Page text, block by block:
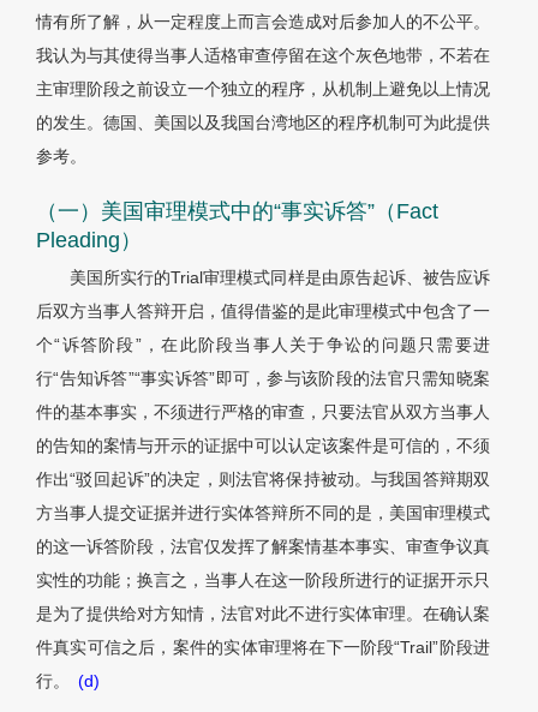
情有所了解，从一定程度上而言会造成对后参加人的不公平。
我认为与其使得当事人适格审查停留在这个灰色地带，不若在
主审理阶段之前设立一个独立的程序，从机制上避免以上情况
的发生。德国、美国以及我国台湾地区的程序机制可为此提供
参考。
（一）美国审理模式中的“事实诉答”（Fact
Pleading）
美国所实行的Trial审理模式同样是由原告起诉、被告应诉
后双方当事人答辩开启，值得借鉴的是此审理模式中包含了一
个“诉答阶段”，在此阶段当事人关于争讼的问题只需要进
行“告知诉答”“事实诉答”即可，参与该阶段的法官只需知晓案
件的基本事实，不须进行严格的审查，只要法官从双方当事人
的告知的案情与开示的证据中可以认定该案件是可信的，不须
作出“驳回起诉”的决定，则法官将保持被动。与我国答辩期双
方当事人提交证据并进行实体答辩所不同的是，美国审理模式
的这一诉答阶段，法官仅发挥了解案情基本事实、审查争议真
实性的功能；换言之，当事人在这一阶段所进行的证据开示只
是为了提供给对方知情，法官对此不进行实体审理。在确认案
件真实可信之后，案件的实体审理将在下一阶段“Trail”阶段进
行。
(d)